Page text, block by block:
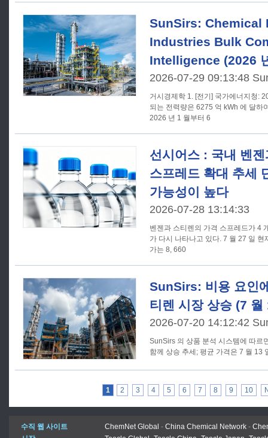
SunSirs: Chemical
Industries Bulk
Intelligence (2026
2026-07-29 09:13:48
거시경제학 1. [전기] 국가에너지청: 2026 년 6 월, 국가시장에서 거래
되는 전력량은 6275 억 kWh 에 달하
2026 년 1 월부터 6
선시어스 : 국내 벤
스프레드 확대 추세
가능성이 높다
2026-07-28 13:14:33
벤젠과 스티렌의 가격 스프레드가 4
가 다시 나타나고 있다. 7 월 27 일
가는 8, 660
SunSirs: 비용 요인
티렌 시장 상승 (7 월
2026-07-20 14:12:42
SunSirs 의 상품 분석 시스템에 따르
함께 상승 추세; 평균 가격은 7 월 13
1 2 3 4 5 6 7 8 9 10
수직 웹 사이트 ChemNet Global - China Chemical Network -